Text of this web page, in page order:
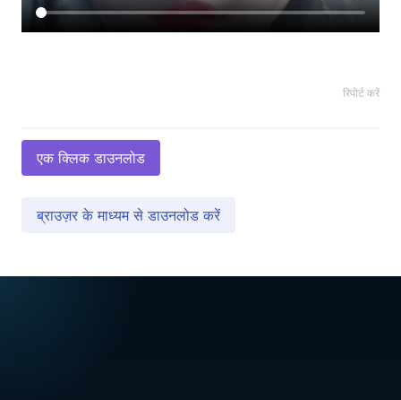
रिपोर्ट करें
एक क्लिक डाउनलोड
ब्राउज़र के माध्यम से डाउनलोड करें